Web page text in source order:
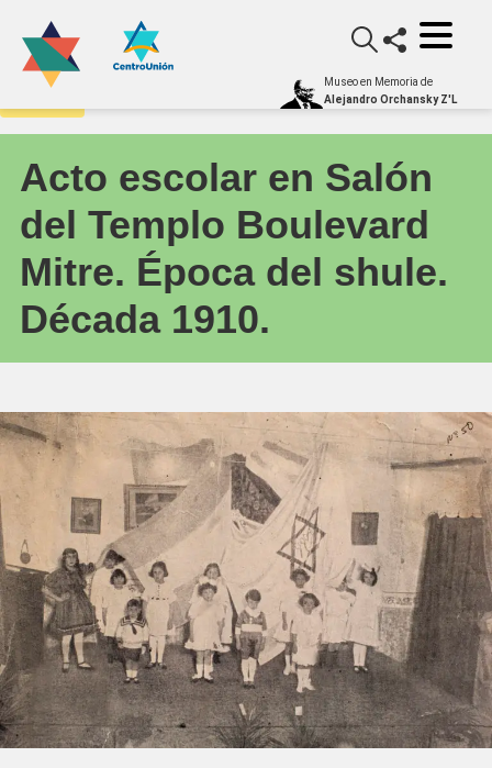
Museo en Memoria de
Alejandro Orchansky Z'L
Archivo
Acto escolar en Salón
del Templo Boulevard
Mitre. Época del shule.
Década 1910.